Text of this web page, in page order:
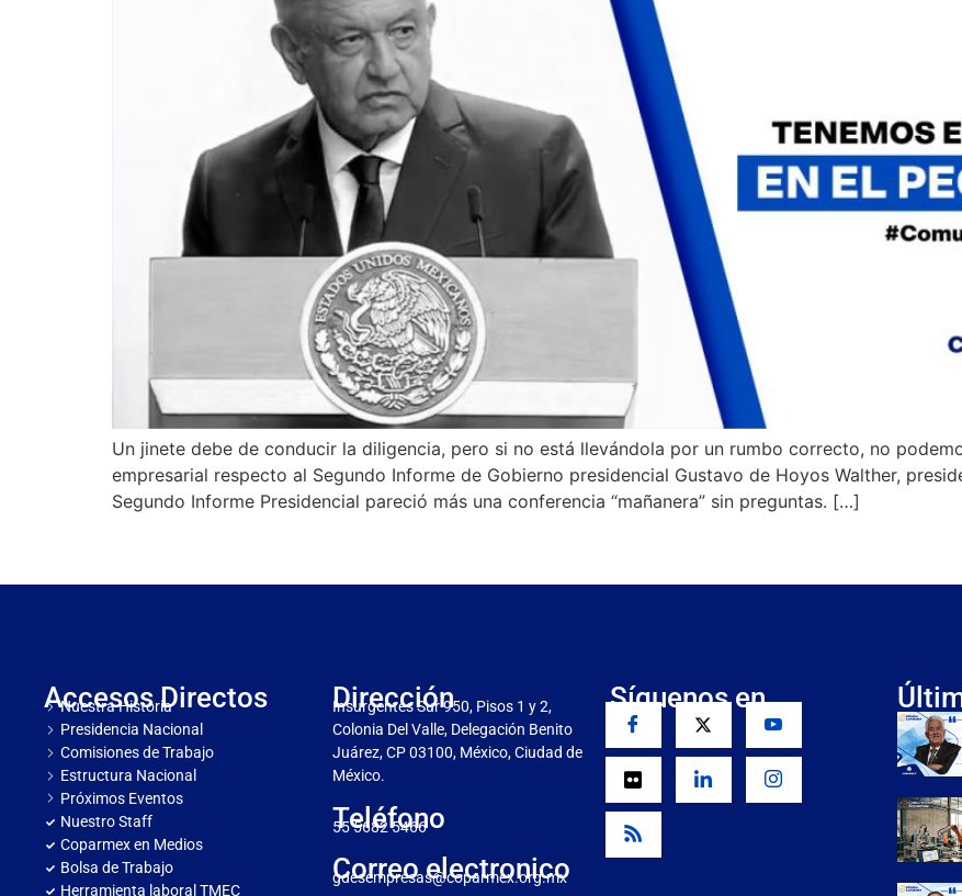
Un jinete debe de conducir la diligencia, pero si no está llevándola por un rumbo correcto, no
empresarial respecto al Segundo Informe de Gobierno presidencial Gustavo de Hoyos Walther,
Segundo Informe Presidencial pareció más una conferencia “mañanera” sin preguntas. […]
Accesos Directos
Nuestra Historia
Presidencia Nacional
Comisiones de Trabajo
Estructura Nacional
Próximos Eventos
Nuestro Staff
Coparmex en Medios
Bolsa de Trabajo
Herramienta laboral TMEC
Dirección
Insurgentes Sur 950, Pisos 1 y 2,
Colonia Del Valle, Delegación Benito
Juárez, CP 03100, México, Ciudad de
México.
Teléfono
55 5682 5466
Correo electronico
gdesempresas@coparmex.org.mx
Síguenos en